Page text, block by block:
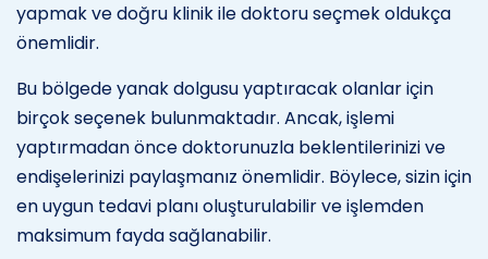
yapmak ve doğru klinik ile doktoru seçmek oldukça
önemlidir.
Bu bölgede yanak dolgusu yaptıracak olanlar için
birçok seçenek bulunmaktadır. Ancak, işlemi
yaptırmadan önce doktorunuzla beklentilerinizi ve
endişelerinizi paylaşmanız önemlidir. Böylece, sizin için
en uygun tedavi planı oluşturulabilir ve işlemden
maksimum fayda sağlanabilir.